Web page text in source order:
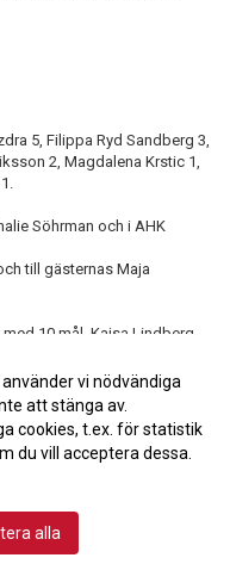
5, Filippa Ryd Sandberg 3,
2, Magdalena Krstic 1,
Söhrman och i AHK
till gästernas Maja
10 mål, Kajsa Lindberg
vi nödvändiga
att stänga av.
cookies, t.ex. för statistik
du vill acceptera dessa.
alla